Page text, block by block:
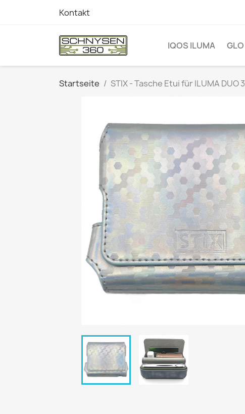
Kontakt
IQOS ILUMA GLO
Startseite STIX - Tasche Etui für ILUMA DUO 3